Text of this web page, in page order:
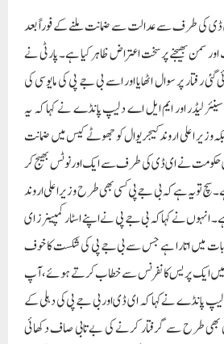
ڈی کی طرف سے عدالت سے ضمانت ملنے کے فوراً بعد
اور سمن بھیجنے پر سخت اعتراض ظاہر کیا ہے۔ پارٹی نے
رفتار پر سوال اٹھایا اور اسے بی جے پی کی مایوسی کی
لیڈر اور ایم ایل اے دلیپ پانڈے نے کہا کہ یہ
اعلی اروند کیجریوال کو جھوٹے کیس میں ضمانت
حکومت نے ای ڈی کی طرف سے ایک اور نوٹس بھیج کر
سچ تو یہ ہے کہ بی جے پی کسی بھی طرح وزیر اعلی اروند
انہوں نے کہا کہ بی جے پی نے اپنے اسٹار کمپینرز ای
میں اتارا ہے جس سے بی جے پی کی شکست کا خوف
میں ایک پریس کانفرنس سے خطاب کرتے ہوئے، آپ
پانڈے نے کہا کہ ای ڈی اور بی جے پی کی دہلی کے
بھی طرح سے گرفتار کرنے کی بے تابی صاف دکھائی